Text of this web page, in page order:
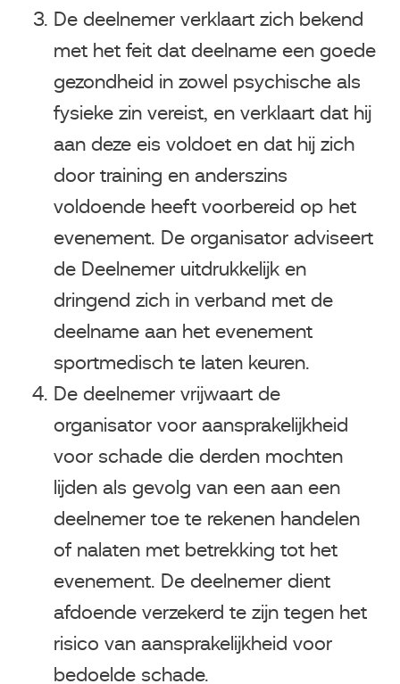
De deelnemer verklaart zich bekend
met het feit dat deelname een goede
gezondheid in zowel psychische als
fysieke zin vereist, en verklaart dat hij
aan deze eis voldoet en dat hij zich
door training en anderszins
voldoende heeft voorbereid op het
evenement. De organisator adviseert
de Deelnemer uitdrukkelijk en
dringend zich in verband met de
deelname aan het evenement
sportmedisch te laten keuren.
De deelnemer vrijwaart de
organisator voor aansprakelijkheid
voor schade die derden mochten
lijden als gevolg van een aan een
deelnemer toe te rekenen handelen
of nalaten met betrekking tot het
evenement. De deelnemer dient
afdoende verzekerd te zijn tegen het
risico van aansprakelijkheid voor
bedoelde schade.